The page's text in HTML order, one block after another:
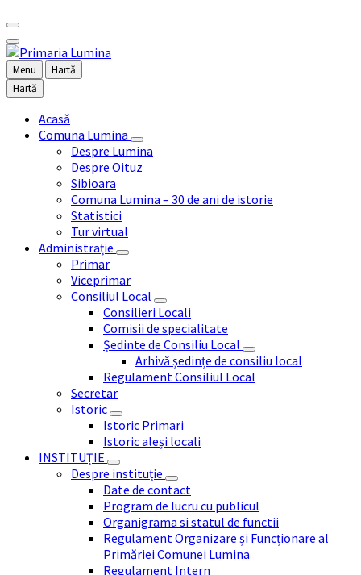
Menu
Hartă
Hartă
Acasă
Comuna Lumina
Despre Lumina
Despre Oituz
Sibioara
Comuna Lumina – 30 de ani de istorie
Statistici
Tur virtual
Administrație
Primar
Viceprimar
Consiliul Local
Consilieri Locali
Comisii de specialitate
Ședinte de Consiliu Local
Arhivă ședințe de consiliu local
Regulament Consiliul Local
Secretar
Istoric
Istoric Primari
Istoric aleși locali
INSTITUȚIE
Despre instituție
Date de contact
Program de lucru cu publicul
Organigrama si statul de functii
Regulament Organizare și Funcționare al
Primăriei Comunei Lumina
Regulament Intern